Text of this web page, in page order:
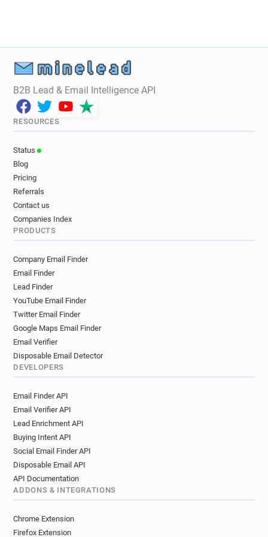
z********@pagesjaunes.fr
t***********@pagesjaunes.fr
a******@pagesjaunes.fr
e***********@pagesjaunes.fr
w***********@pagesjaunes.fr
a**********@pagesjaunes.fr
f********@pagesjaunes.fr
y********@pagesjaunes.fr
k******@pagesjaunes.fr
d*********@pagesjaunes.fr
s*******@pagesjaunes.fr
a*****@pagesjaunes.fr
i***********@pagesjaunes.fr
q********@pagesjaunes.fr
v**********@pagesjaunes.fr
l*********@pagesjaunes.fr
e********@pagesjaunes.fr
y**********@pagesjaunes.fr
e******@pagesjaunes.fr
v**********@pagesjaunes.fr
q*******@pagesjaunes.fr
x******@pagesjaunes.fr
c*****@pagesjaunes.fr
p*****@pagesjaunes.fr
B2B Lead & Email Intelligence API
RESOURCES
Status
Blog
Pricing
Referrals
Contact us
Companies Index
PRODUCTS
Company Email Finder
Email Finder
Lead Finder
YouTube Email Finder
Twitter Email Finder
Google Maps Email Finder
Email Verifier
Disposable Email Detector
DEVELOPERS
Email Finder API
Email Verifier API
Lead Enrichment API
Buying Intent API
Social Email Finder API
Disposable Email API
API Documentation
ADDONS & INTEGRATIONS
Chrome Extension
Firefox Extension